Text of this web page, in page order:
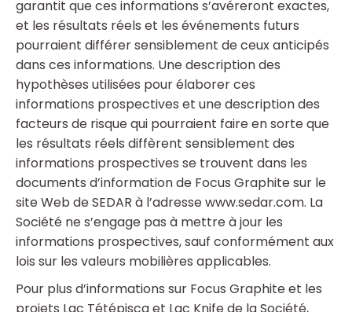
garantit que ces informations s’avéreront exactes,
et les résultats réels et les événements futurs
pourraient différer sensiblement de ceux anticipés
dans ces informations. Une description des
hypothèses utilisées pour élaborer ces
informations prospectives et une description des
facteurs de risque qui pourraient faire en sorte que
les résultats réels diffèrent sensiblement des
informations prospectives se trouvent dans les
documents d’information de Focus Graphite sur le
site Web de SEDAR à l’adresse www.sedar.com. La
Société ne s’engage pas à mettre à jour les
informations prospectives, sauf conformément aux
lois sur les valeurs mobilières applicables.
Pour plus d’informations sur Focus Graphite et les